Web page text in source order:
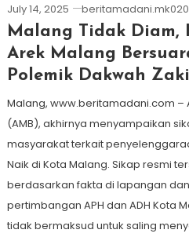
July 14, 2025 beritamadani.mk020
Malang Tidak Diam,
Arek Malang
Polemik Dakwah
Malang, www.beritamadani.com –
(AMB), akhirnya menyampaikan
masyarakat terkait
Naik di Kota Malang. Sikap resmi
berdasarkan fakta di lapangan
pertimbangan APH dan ADH Kota
tidak bermaksud untuk saling